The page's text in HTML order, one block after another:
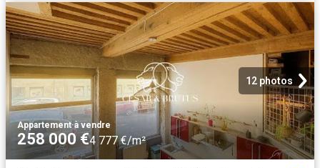
12 photos
Appartement·à vendre
258 000 €4 777 €/m²